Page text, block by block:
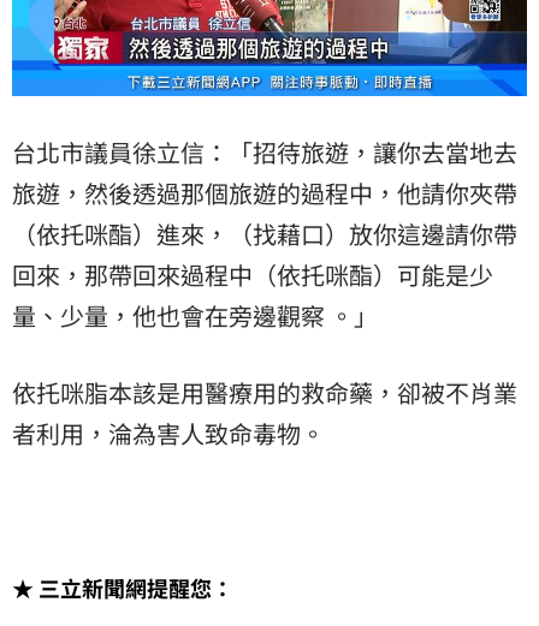
台北市議員徐立信：「招待旅遊，讓你去當地去
旅遊，然後透過那個旅遊的過程中，他請你夾帶
（依托咪酯）進來，（找藉口）放你這邊請你帶
回來，那帶回來過程中（依托咪酯）可能是少
量、少量，他也會在旁邊觀察 。」
依托咪脂本該是用醫療用的救命藥，卻被不肖業
者利用，淪為害人致命毒物。
★ 三立新聞網提醒您：